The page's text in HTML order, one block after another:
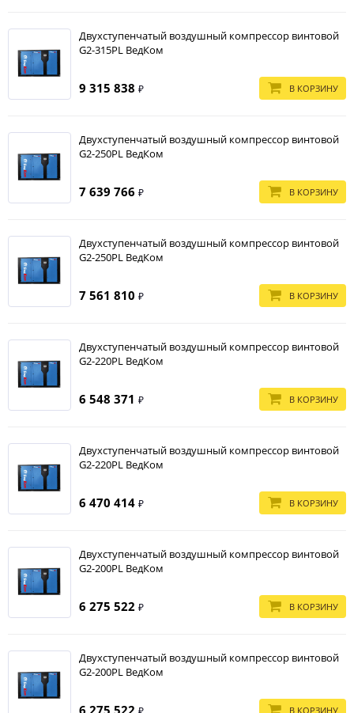
Двухступенчатый воздушный компрессор винтовой
G2-315PL ВедКом
9 315 838 ₽ В КОРЗИНУ
Двухступенчатый воздушный компрессор винтовой
G2-250PL ВедКом
7 639 766 ₽ В КОРЗИНУ
Двухступенчатый воздушный компрессор винтовой
G2-250PL ВедКом
7 561 810 ₽ В КОРЗИНУ
Двухступенчатый воздушный компрессор винтовой
G2-220PL ВедКом
6 548 371 ₽ В КОРЗИНУ
Двухступенчатый воздушный компрессор винтовой
G2-220PL ВедКом
6 470 414 ₽ В КОРЗИНУ
Двухступенчатый воздушный компрессор винтовой
G2-200PL ВедКом
6 275 522 ₽ В КОРЗИНУ
Двухступенчатый воздушный компрессор винтовой
G2-200PL ВедКом
В КОРЗИНУ